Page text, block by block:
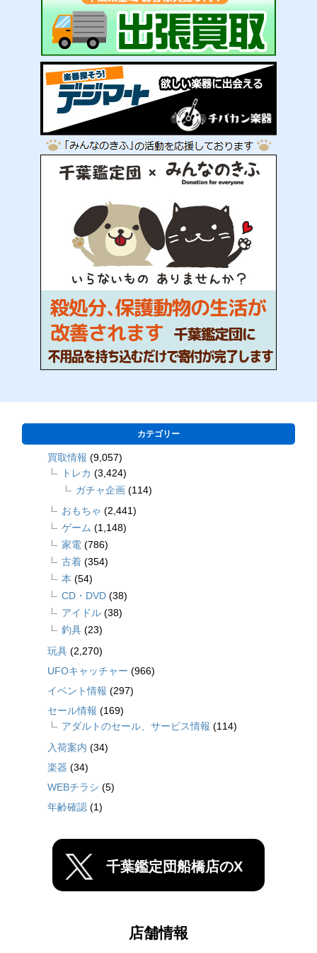
カテゴリー
買取情報 (9,057)
トレカ (3,424)
ガチャ企画 (114)
おもちゃ (2,441)
ゲーム (1,148)
家電 (786)
古着 (354)
本 (54)
CD・DVD (38)
アイドル (38)
釣具 (23)
玩具 (2,270)
UFOキャッチャー (966)
イベント情報 (297)
セール情報 (169)
アダルトのセール、サービス情報 (114)
入荷案内 (34)
楽器 (34)
WEBチラシ (5)
年齢確認 (1)
千葉鑑定団船橋店のX
店舗情報